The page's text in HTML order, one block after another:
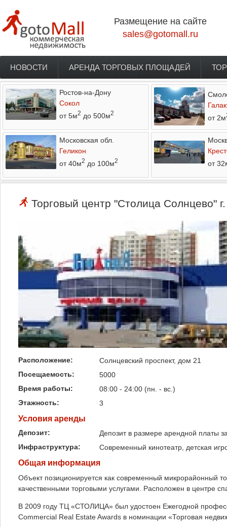
Размещение на сайте
sales@gotomall.ru
Главное меню
НОВОСТИ АРЕНДА ТОРГОВЫХ ПЛОЩАДЕЙ
Ростов-на-Дону
Сокол
от 5м2 до 500м2
от 2м
Московская обл.
Геликон
от 40м2 до 100м2
от
Торговый центр "Столица Солнцево"
Расположение:
Солнцевский проспект, дом 21
Посещаемость:
5000
Время работы:
08:00 - 24:00 (пн. - вс.)
Этажность:
3
Условия аренды
Депозит:
Депозит в размере арендной платы
Инфраструктура:
Современный кинотеатр, детская
Общая информация
Объект позиционируется как современный микрорайонный
качественными торговыми услугами. Расположен в центре
В 2009 году ТЦ «СТОЛИЦА» был удостоен Ежегодной
Commercial Real Estate Awards в номинации «Торговая